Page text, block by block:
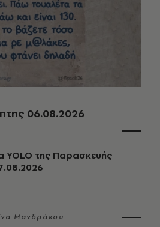
06.08.2026
YOLO της Παρασκευής
Μανδράκου